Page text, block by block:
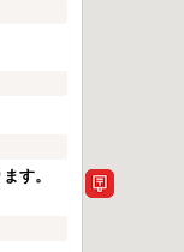
す。